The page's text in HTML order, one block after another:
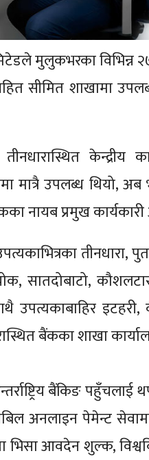
मुलुकभरका विभिन्न २७
सीमित शाखामा
केन्द्रीय
मात्रै उपलब्ध थियो,
नायब प्रमुख
तीनधारा,
सातदोबाटो,
इटहरी,
बैंकका शाखा
बैंकिङ
अनलाइन पेमेन्ट
भिसा आवदेन शुल्क,